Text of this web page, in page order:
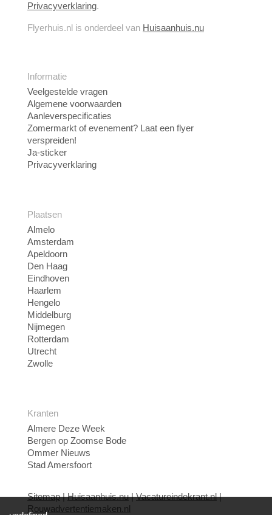
Privacyverklaring.
Flyerhuis.nl is onderdeel van Huisaanhuis.nu
Informatie
Veelgestelde vragen
Algemene voorwaarden
Aanleverspecificaties
Zomermarkt of evenement? Laat een flyer
verspreiden!
Ja-sticker
Privacyverklaring
Plaatsen
Almelo
Amsterdam
Apeldoorn
Den Haag
Eindhoven
Haarlem
Hengelo
Middelburg
Nijmegen
Rotterdam
Utrecht
Zwolle
Kranten
Almere Deze Week
Bergen op Zoomse Bode
Ommer Nieuws
Stad Amersfoort
Sitemap|Huisaanhuis.nu|Vacatureindekrant.nl|
Rouwadvertentiemaken.nl